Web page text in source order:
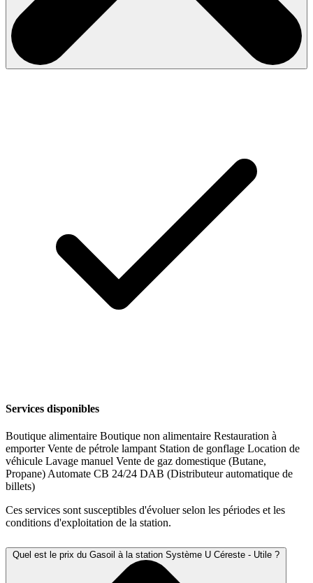
Services disponibles
Boutique alimentaire Boutique non alimentaire Restauration à
emporterVente de pétrole lampant Station de gonflage Location de
véhicule Lavage manuel Vente de gaz domestique (Butane,
Propane) Automate CB 24/24 DAB (Distributeur automatique de
billets)
Ces services sont susceptibles d'évoluer selon les périodes et les
conditions d'exploitation de la station.
Quel est le prix du Gasoil à la station Système U Céreste - Utile ?